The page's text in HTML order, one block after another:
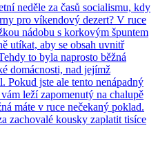
neděle za časů socialismu, kdy
pro víkendový dezert? V ruce
nádobu s korkovým špuntem
utíkat, aby se obsah uvnitř
to byla naprosto běžná
domácnosti, nad jejímž
Pokud jste ale tento nenápadný
leží zapomenutý na chalupě
máte v ruce nečekaný poklad.
zachovalé kousky zaplatit tisíce